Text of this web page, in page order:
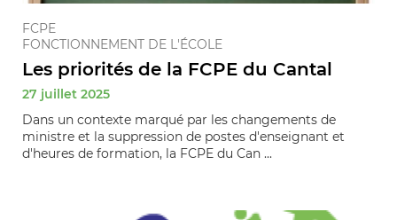
FCPE
FONCTIONNEMENT DE L'ÉCOLE
Les priorités de la FCPE du Cantal
27 juillet 2025
Dans un contexte marqué par les changements de
ministre et la suppression de postes d'enseignant et
d'heures de formation, la FCPE du Can ...